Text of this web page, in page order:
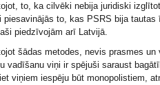
to, ka cilvēki nebija juridiski
piesavinājās to, kas PSRS bija tautas
piedzīvojām arī Latvijā.
šādas metodes, nevis prasmes un
vadīšanu viņi ir spējuši saraust
viņiem iespēju būt monopolistiem,